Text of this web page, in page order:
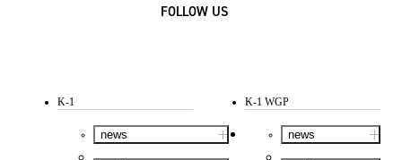
FOLLOW US
K-1
news
K-1 WGP
news